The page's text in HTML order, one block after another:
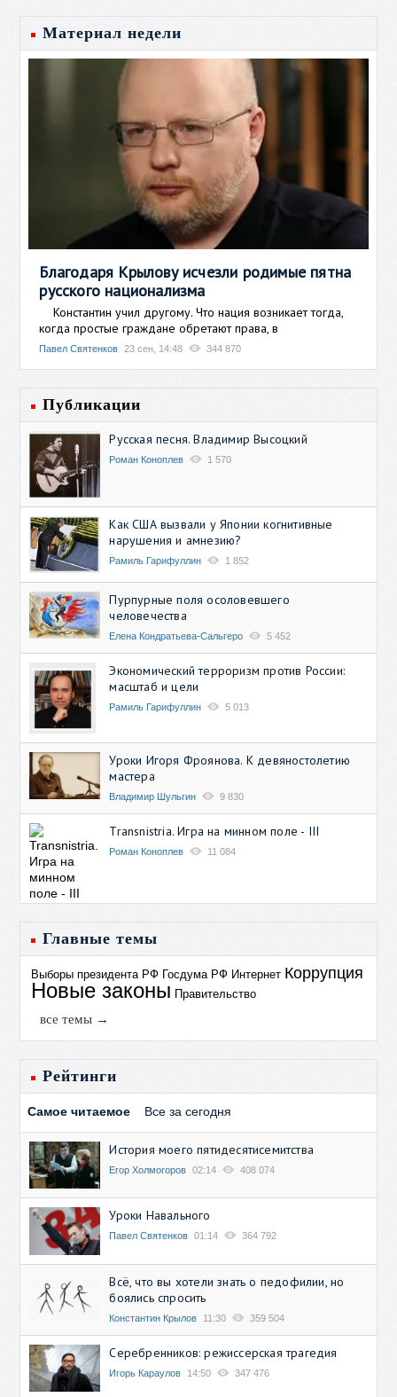
Материал недели
Благодаря Крылову исчезли родимые пятна
русского национализма
Константин учил другому. Что нация возникает тогда,
когда простые граждане обретают права, в
Павел Святенков 23 сен, 14:48 344 870
Публикации
Русская песня. Владимир Высоцкий
Роман Коноплев 1 570
Как США вызвали у Японии когнитивные
нарушения и амнезию?
Рамиль Гарифуллин 1 852
Пурпурные поля осоловевшего
человечества
Елена Кондратьева-Сальгеро 5 452
Экономический терроризм против России:
масштаб и цели
Рамиль Гарифуллин 5 013
Уроки Игоря Фроянова. К девяностолетию
мастера
Владимир Шульгин 9 830
Transnistria. Игра на минном поле - III
Роман Коноплев 11 084
Главные темы
Выборы президента РФ Госдума РФ Интернет Коррупция
Новые законы Правительство
все темы →
Рейтинги
Самое читаемое Все за сегодня
История моего пятидесятисемитства
Егор Холмогоров 02:14 408 074
Уроки Навального
Павел Святенков 01:14 364 792
Всё, что вы хотели знать о педофилии, но
боялись спросить
Константин Крылов 11:30 359 504
Серебренников: режиссерская трагедия
Игорь Караулов 14:50 347 476